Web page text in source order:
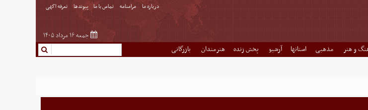
درباره ما مرامنامه تماس با ما پیوندها تعرفه اگهی
جمعه ۱۶ مرداد ۱۴۰۵
و هنر مذهبی استانها آرشیو پخش زنده هنرمندان
بازرگانی